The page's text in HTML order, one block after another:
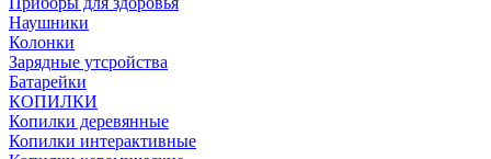
Наушники
Колонки
Зарядные утсройства
Батарейки
КОПИЛКИ
Копилки деревянные
Копилки интерактивные